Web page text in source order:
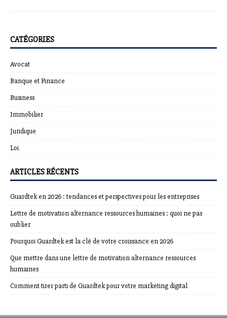
CATÉGORIES
Avocat
Banque et Finance
Business
Immobilier
Juridique
Loi
ARTICLES RÉCENTS
Guardtek en 2026 : tendances et perspectives pour les entreprises
Lettre de motivation alternance ressources humaines : quoi ne pas
oublier
Pourquoi Guardtek est la clé de votre croissance en 2026
Que mettre dans une lettre de motivation alternance ressources
humaines
Comment tirer parti de Guardtek pour votre marketing digital